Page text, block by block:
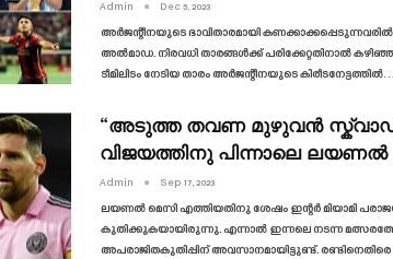
Admin Dec 5, 2023
അർജന്റീനയുടെ ഭാവിതാരമായി
അൽമാഡ. നിരവധി താരങ്ങൾക്ക് പരിക്കേറ്റതിനാൽ
ടീമിലിടം നേടിയ താരം അർജന്റീനയുടെ കിരീടനേട്ടത്തിൽ…
“അടുത്ത തവണ മുഴുവൻ
വിജയത്തിനു പിന്നാലെ ലയണൽ
Admin Sep 17, 2023
ലയണൽ മെസി എത്തിയതിനു ശേഷം ഇന്റർ മിയാമി
കുതിക്കുകയായിരുന്നു. എന്നാൽ ഇന്നലെ നടന്ന
അപരാജിതകുതിപ്പിന് അവസാനമായിട്ടുണ്ട്.